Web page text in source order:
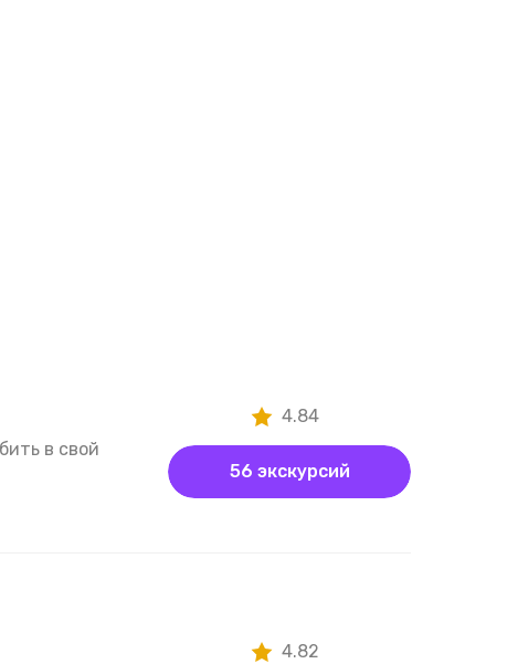
4.84
в свой
56 экскурсий
4.82